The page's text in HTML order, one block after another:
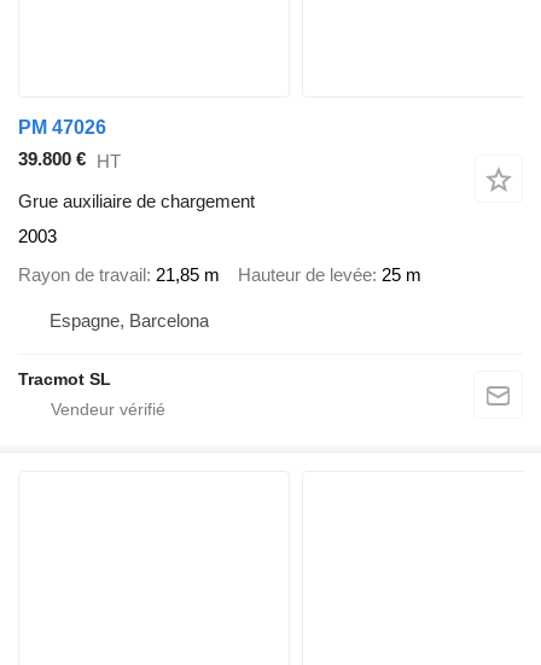
PM 47026
39.800 € HT
Grue auxiliaire de chargement
2003
Rayon de travail 21,85 m Hauteur de levée 25 m
Espagne, Barcelona
Tracmot SL